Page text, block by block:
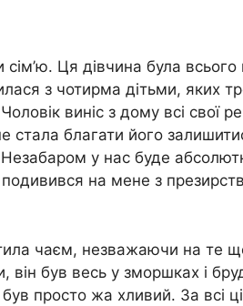
сім’ю. Ця дівчина була
з чотирма дітьми, яких
виніс з дому всі свої
стала благати його
у нас буде
на мене з
чаєм, незважаючи на те
він був весь у зморшках і
просто жа хливий. За всі